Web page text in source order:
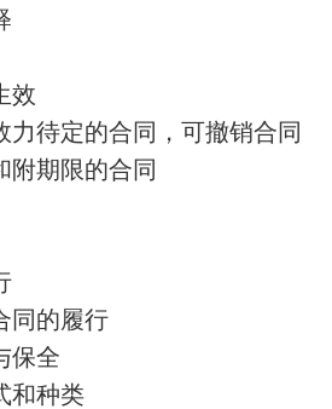
效
力待定的合同，可撤销合同
附期限的合同
同的履行
保全
和种类